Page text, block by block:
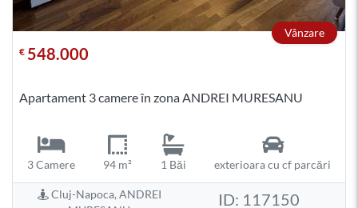
Vânzare
€ 548.000
Apartament 3 camere în zona ANDREI MURESANU
3 Camere 94 m² 1 Băi exterioara cu cf parcări
Cluj-Napoca, ANDREI
ID: 117150